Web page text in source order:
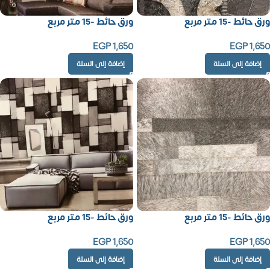
ورق حائط -15 متر مربع
EGP1,650
إضافة إلى السلة
ورق حائط -15 متر مربع
EGP1,650
إضافة إلى السلة
ورق حائط -15 متر مربع
EGP1,650
إضافة إلى السلة
ورق حائط -15 متر مربع
EGP1,650
إضافة إلى السلة